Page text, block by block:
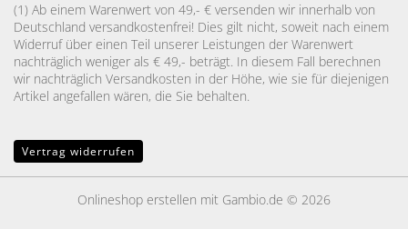
(1) Ab einem Warenwert von 49,- € versenden wir innerhalb von
Deutschland versandkostenfrei! Dies gilt nicht, soweit nach einem
Widerruf über einen Teil unserer Leistungen der Warenwert
nachträglich weniger als € 49,- beträgt. In diesem Fall berechnen
wir nachträglich Versandkosten in der Höhe, wie sie für diejenigen
Artikel angefallen wären, die Sie behalten.
Vertrag widerrufen
Onlineshop erstellen mit Gambio.de © 2026